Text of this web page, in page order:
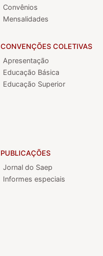
Convênios
Mensalidades
CONVENÇÕES COLETIVAS
Apresentação
Educação Básica
Educação Superior
PUBLICAÇÕES
Jornal do Saep
Informes especiais